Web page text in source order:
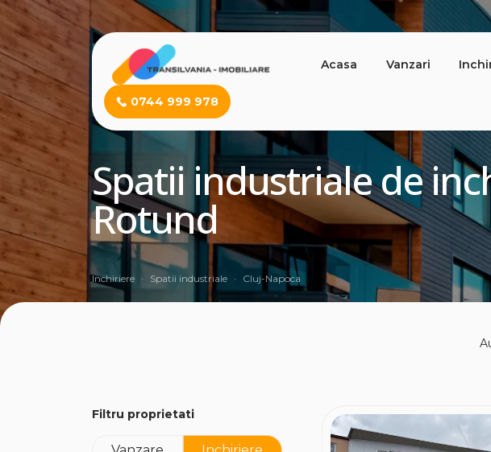
Acasa Vanzari
0744 999 978
Spatii industriale de
Rotund
Inchiriere Spatii industriale Cluj-Napoca
Filtru proprietati